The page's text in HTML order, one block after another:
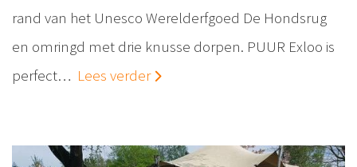
rand van het Unesco Werelderfgoed De Hondsrug
en omringd met drie knusse dorpen. PUUR Exloo is
perfect… Lees verder